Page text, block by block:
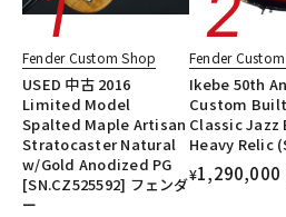
DTM オンライン納品
配信/ライブ機器
中古
Fender Custom Shop
USED 中古 2016
Limited Model
Spalted Maple Artisan
Stratocaster Natural
w/Gold Anodized PG
[SN.CZ525592] フェンダ
ー
Fender
Ikebe 50th
Custom
Classic Jazz
Heavy Relic
¥1,290,000